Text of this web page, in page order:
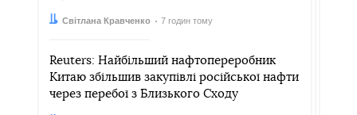
Автор:
Світлана Кравченко
Дата: 7 годин тому
Reuters: Найбільший нафтопереробник
Китаю збільшив закупівлі російської нафти
через перебої з Близького Сходу